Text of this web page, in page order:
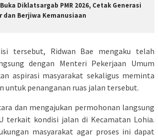
Diklatsargab PMR 2026, Cetak Generasi
dan Berjiwa Kemanusiaan
tersebut, Ridwan Bae mengaku telah
dengan Menteri Pekerjaan Umum
aspirasi masyarakat sekaligus meminta
untuk penanganan ruas jalan tersebut.
dan mengajukan permohonan langsung
terkait kondisi jalan di Kecamatan Lohia.
masyarakat agar proses ini dapat